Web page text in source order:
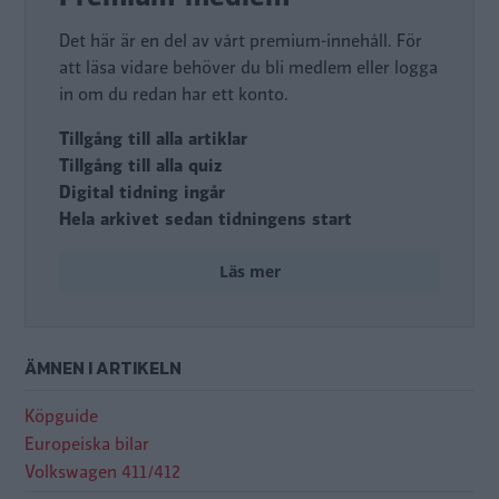
Volkswagen 411/412
Det här är en del av vårt premium-innehåll. För
att läsa vidare behöver du bli medlem eller logga
in om du redan har ett konto.
Tillgång till alla artiklar
Tillgång till alla quiz
Digital tidning ingår
Hela arkivet sedan tidningens start
Läs mer
ÄMNEN I ARTIKELN
Köpguide
Europeiska bilar
Volkswagen 411/412